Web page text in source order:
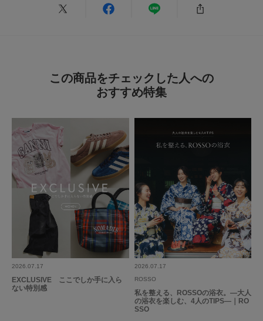
この商品をチェックした人への
おすすめ特集
2026.07.17
EXCLUSIVE ここでしか手に入ら
ない特別感
2026.07.17
ROSSO
私を整える、ROSSOの浴衣。―大人
の浴衣を楽しむ、4人のTIPS―｜RO
SSO